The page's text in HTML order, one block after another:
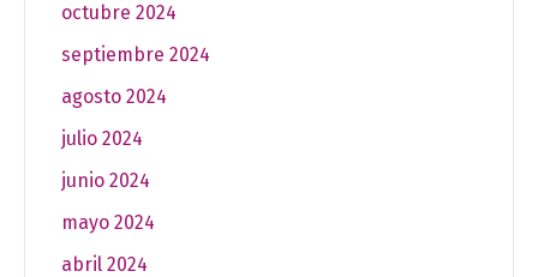
octubre 2024
septiembre 2024
agosto 2024
julio 2024
junio 2024
mayo 2024
abril 2024